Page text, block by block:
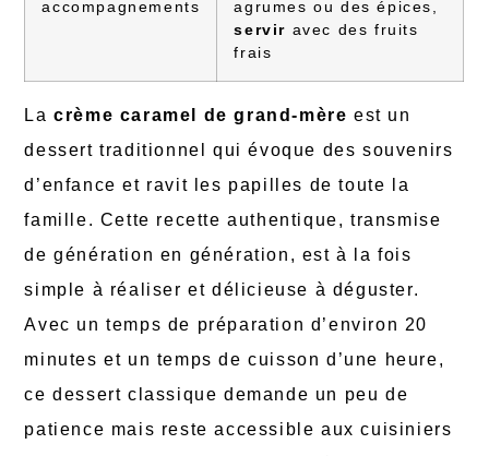
accompagnements
agrumes ou des épices,
servir avec des fruits
frais
Lacrème caramel de grand-mère est un
dessert traditionnel qui évoque des souvenirs
d’enfance et ravit les papilles de toute la
famille. Cette recette authentique, transmise
de génération en génération, est à la fois
simple à réaliser et délicieuse à déguster.
Avec un temps de préparation d’environ 20
minutes et un temps de cuisson d’une heure,
ce dessert classique demande un peu de
patience mais reste accessible aux cuisiniers